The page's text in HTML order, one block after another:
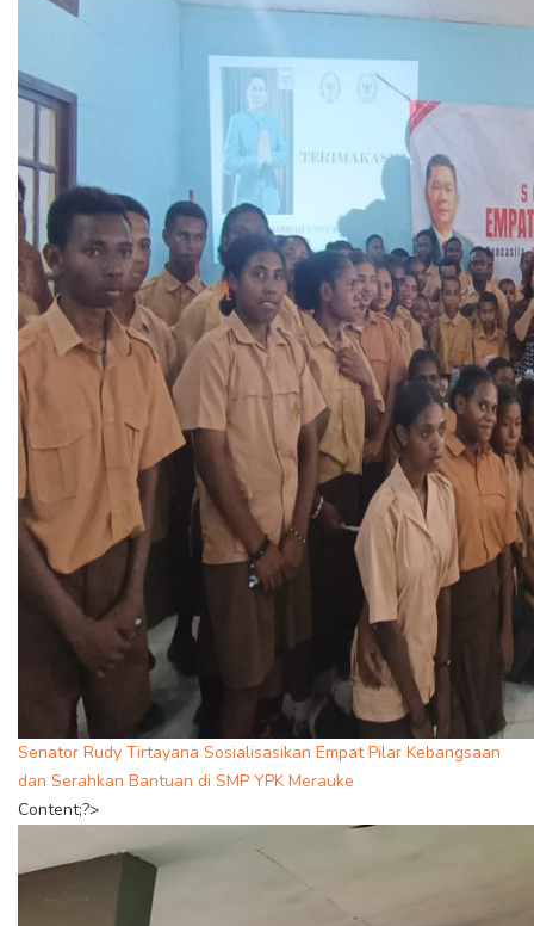
Senator Rudy Tirtayana Sosialisasikan Empat Pilar Kebangsaan
dan Serahkan Bantuan di SMP YPK Merauke
Content;?>